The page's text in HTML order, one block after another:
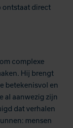
ontstaat direct
complexe
Hij brengt
betekenisvol en
al aanwezig zijn
dat verhalen
mensen